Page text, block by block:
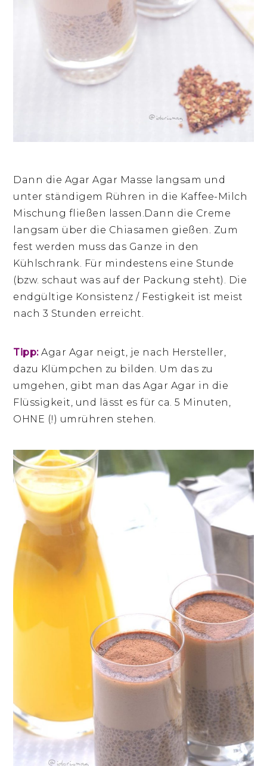
Dann die Agar Agar Masse langsam und
unter ständigem Rühren in die Kaffee-Milch
Mischung fließen lassen.Dann die Creme
langsam über die Chiasamen gießen. Zum
fest werden muss das Ganze in den
Kühlschrank. Für mindestens eine Stunde
(bzw. schaut was auf der Packung steht). Die
endgültige Konsistenz / Festigkeit ist meist
nach 3 Stunden erreicht.
Tipp:Agar Agar neigt, je nach Hersteller,
dazu Klümpchen zu bilden. Um das zu
umgehen, gibt man das Agar Agar in die
Flüssigkeit, und lässt es für ca. 5 Minuten,
OHNE (!) umrühren stehen.